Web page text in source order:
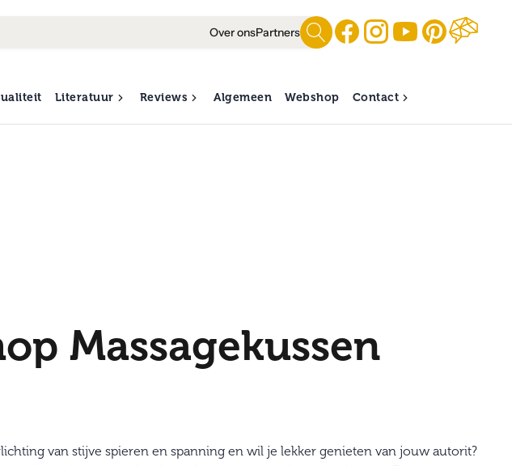
Over onsPartners
Literatuur Reviews Algemeen Webshop Contact
Massagekussen
van stijve spieren en spanning en wil je lekker genieten van jouw autorit?